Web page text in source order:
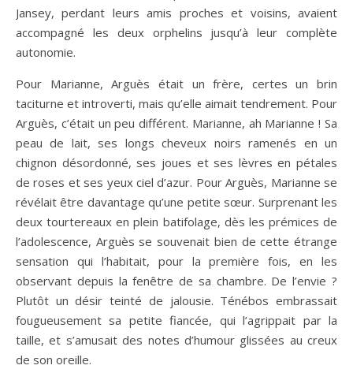
Jansey, perdant leurs amis proches et voisins, avaient
accompagné les deux orphelins jusqu’à leur complète
autonomie.
Pour Marianne, Arguès était un frère, certes un brin
taciturne et introverti, mais qu’elle aimait tendrement. Pour
Arguès, c’était un peu différent. Marianne, ah Marianne ! Sa
peau de lait, ses longs cheveux noirs ramenés en un
chignon désordonné, ses joues et ses lèvres en pétales
de roses et ses yeux ciel d’azur. Pour Arguès, Marianne se
révélait être davantage qu’une petite sœur. Surprenant les
deux tourtereaux en plein batifolage, dès les prémices de
l’adolescence, Arguès se souvenait bien de cette étrange
sensation qui l’habitait, pour la première fois, en les
observant depuis la fenêtre de sa chambre. De l’envie ?
Plutôt un désir teinté de jalousie. Ténébos embrassait
fougueusement sa petite fiancée, qui l’agrippait par la
taille, et s’amusait des notes d’humour glissées au creux
de son oreille.